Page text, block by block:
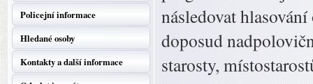
Policejní informace
Hledané osoby
Kontakty a další informace
následovat
doposud
starosty,